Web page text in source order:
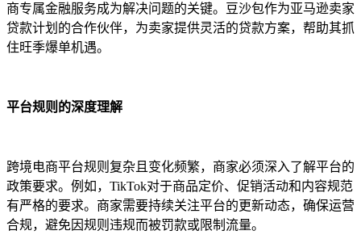
商专属金融服务成为解决问题的关键。豆沙包作为亚马逊卖家
贷款计划的合作伙伴，为卖家提供灵活的贷款方案，帮助其抓
住旺季爆单机遇。
平台规则的深度理解
跨境电商平台规则复杂且变化频繁，商家必须深入了解平台的
政策要求。例如，TikTok对于商品定价、促销活动和内容规范
有严格的要求。商家需要持续关注平台的更新动态，确保运营
合规，避免因规则违规而被罚款或限制流量。